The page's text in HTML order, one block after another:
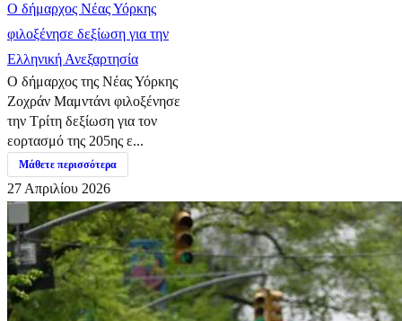
Ο δήμαρχος Νέας Υόρκης
φιλοξένησε δεξίωση για την
Ελληνική Ανεξαρτησία
Ο δήμαρχος της Νέας Υόρκης
Ζοχράν Μαμντάνι φιλοξένησε
την Τρίτη δεξίωση για τον
εορτασμό της 205ης ε...
Μάθετε περισσότερα
27 Απριλίου 2026